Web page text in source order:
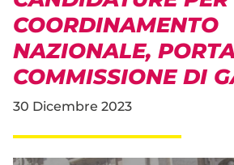
COORDINAMENTO
NAZIONALE,
COMMISSIONE DI
30 Dicembre 2023